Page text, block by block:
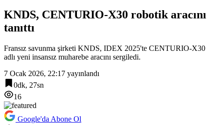
KNDS, CENTURIO-X30 robotik aracını
tanıttı
Fransız savunma şirketi KNDS, IDEX 2025'te CENTURIO-X30
adlı yeni insansız muharebe aracını sergiledi.
7 Ocak 2026, 22:17 yayınlandı
0dk, 27sn
16
Google'da Abone Ol